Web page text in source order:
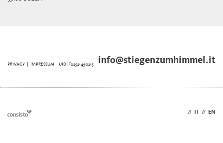
info@stiegenzumhimmel.it
PRIVACY IMPRESSUM | UID IT02521490215
// IT // EN